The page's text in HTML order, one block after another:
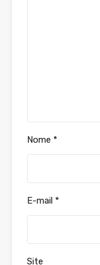
Nome *
E-mail *
Site